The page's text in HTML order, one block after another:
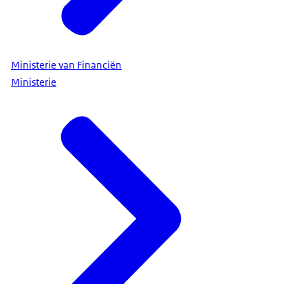
Ministerie van Financiën
Ministerie